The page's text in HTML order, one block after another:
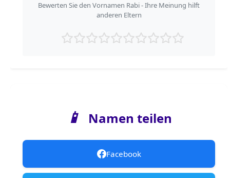
Bewerten Sie den Vornamen Rabi - Ihre Meinung hilft
anderen Eltern
📱 Namen teilen
Facebook